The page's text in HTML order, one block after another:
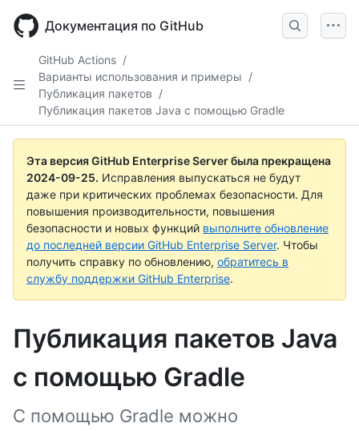
main
Документация по GitHub
GitHub Actions /
Варианты использования и примеры /
Публикация пакетов /
Публикация пакетов Java с помощью Gradle
Эта версия GitHub Enterprise Server была прекращена
2024-09-25. Исправления выпускаться не будут
даже при критических проблемах безопасности. Для
повышения производительности, повышения
безопасности и новых функций выполните обновление
до последней версии GitHub Enterprise Server. Чтобы
получить справку по обновлению, обратитесь в
службу поддержки GitHub Enterprise.
Публикация пакетов Java
с помощью Gradle
С помощью Gradle можно